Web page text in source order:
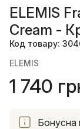
ELEMIS
Cream -
Код товару:
ELEMIS
1 740
Бонусна